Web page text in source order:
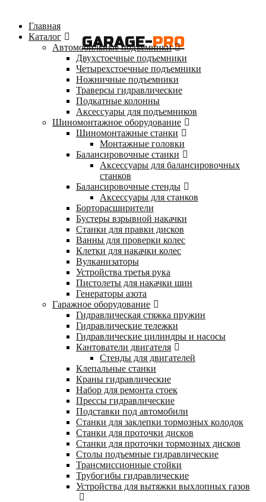
GARAGE-PRO
Главная
Каталог
Автомобильные подъемники
Двухстоечные подъемники
Четырехстоечные подъемники
Ножничные подъемники
Траверсы гидравлические
Подкатные колонны
Аксессуары для подъемников
Шиномонтажное оборудование
Шиномонтажные станки
Монтажные головки
Балансировочные станки
Аксессуары для балансировочных
станков
Балансировочные стенды
Аксессуары для станков
Борторасширители
Бустеры взрывной накачки
Станки для правки дисков
Ванны для проверки колес
Клетки для накачки колес
Вулканизаторы
Устройства третья рука
Пистолеты для накачки шин
Генераторы азота
Гаражное оборудование
Гидравлическая стяжка пружин
Гидравлические тележки
Гидравлические цилиндры и насосы
Кантователи двигателя
Стенды для двигателей
Клепальные станки
Краны гидравлические
Набор для ремонта стоек
Прессы гидравлические
Подставки под автомобили
Станки для заклепки тормозных колодок
Станки для проточки дисков
Станки для проточки тормозных дисков
Столы подъемные гидравлические
Трансмиссионные стойки
Трубогибы гидравлические
Устройства для вытяжки выхлопных газов